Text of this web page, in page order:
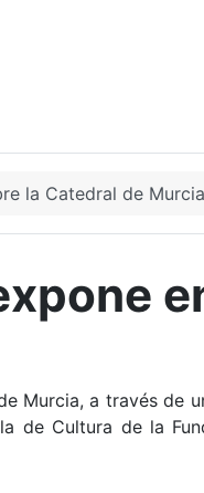
la Catedral de
Murcia, a través
de Cultura de la